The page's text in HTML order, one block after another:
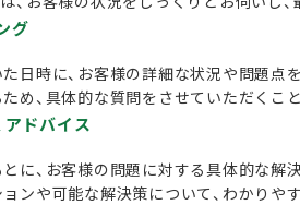
グ
日時に、お客様の詳細な状況や問題点
め、具体的な質問をさせていただくこ
アドバイス
に、お客様の問題に対する具体的な解
ンや可能な解決策について、わかりや